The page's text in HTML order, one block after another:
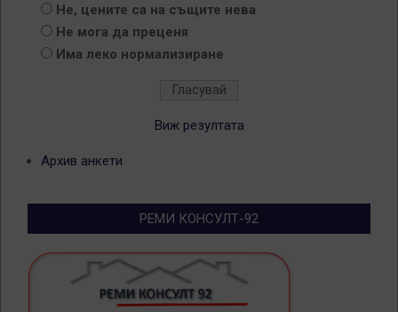
Не, цените са на същите нева
Не мога да преценя
Има леко нормализиране
Виж резултата
Архив анкети
РЕМИ КОНСУЛТ-92